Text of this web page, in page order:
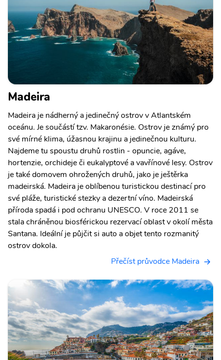
Madeira
Madeira je nádherný a jedinečný ostrov v Atlantském
oceánu. Je součástí tzv. Makaronésie. Ostrov je známý pro
své mírné klima, úžasnou krajinu a jedinečnou kulturu.
Najdeme tu spoustu druhů rostlin - opuncie, agáve,
hortenzie, orchideje či eukalyptové a vavřínové lesy. Ostrov
je také domovem ohrožených druhů, jako je ještěrka
madeirská. Madeira je oblíbenou turistickou destinací pro
své pláže, turistické stezky a dezertní víno. Madeirská
příroda spadá i pod ochranu UNESCO. V roce 2011 se
stala chráněnou biosférickou rezervací oblast v okolí města
Santana. Ideální je půjčit si auto a objet tento rozmanitý
ostrov dokola.
Přečíst průvodce Madeira